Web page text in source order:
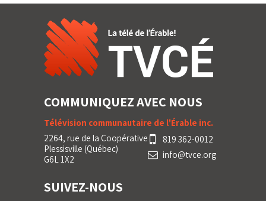
COMMUNIQUEZ AVEC NOUS
Télévision communautaire de l'Érable inc.
2264, rue de la Coopérative
Plessisville (Québec)
G6L 1X2
819 362-0012
info@tvce.org
SUIVEZ-NOUS